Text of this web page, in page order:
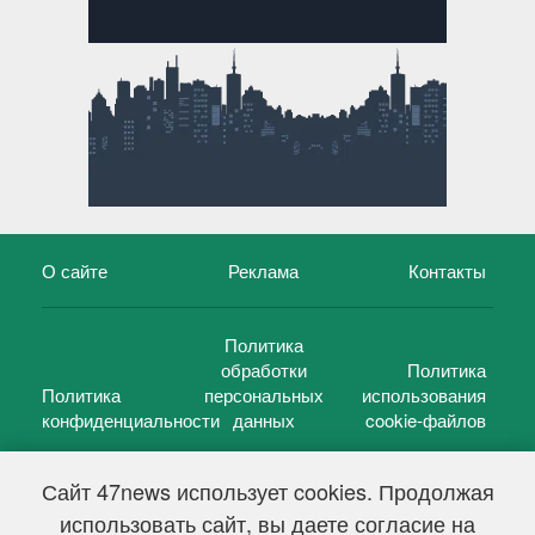
Сайт 47news использует cookies. Продолжая
использовать сайт, вы даете согласие на
О сайте Реклама Контакты
Политика
конфиденциальности
Политика
обработки
персональных
данных
Политика
использования
cookie-файлов